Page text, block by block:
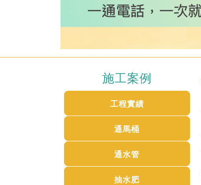
施工案例
工程實績
通馬桶
通水管
抽水肥